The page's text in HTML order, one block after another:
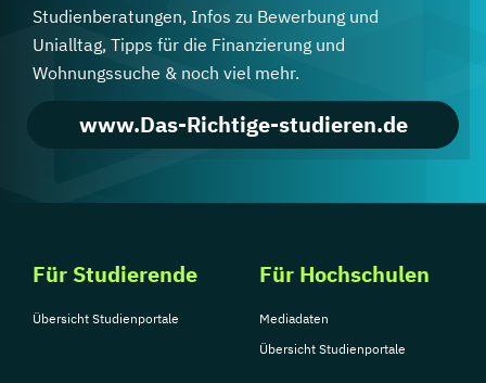
Studienberatungen, Infos zu Bewerbung und
Unialltag, Tipps für die Finanzierung und
Wohnungssuche & noch viel mehr.
www.Das-Richtige-studieren.de
Für Studierende
Übersicht Studienportale
Für Hochschulen
Mediadaten
Übersicht Studienportale